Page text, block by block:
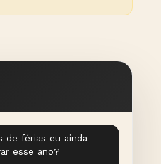
de férias eu ainda
esse ano?